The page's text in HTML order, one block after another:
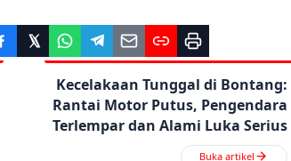
Kecelakaan Tunggal di Bontang:
Rantai Motor Putus, Pengendara
Terlempar dan Alami Luka Serius
Buka artikel